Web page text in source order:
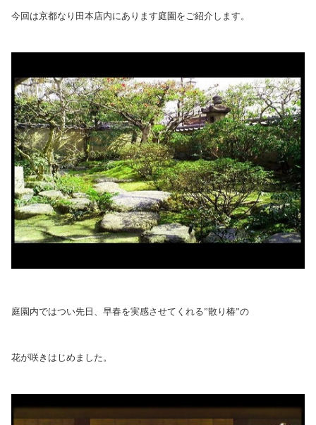
今回は京都なり田本店内にあります庭園をご紹介します。
庭園内ではつい先日、早春を実感させてくれる”散り椿”の
花が咲きはじめました。